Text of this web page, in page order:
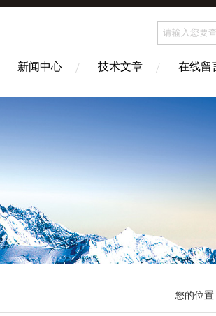
新闻中心 技术文章 在线留
您的位置